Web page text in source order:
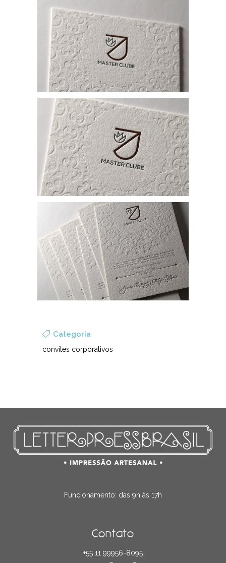
Categoria
convites corporativos
Funcionamento: das 9h às 17h
Contato
+55 11 99956-8095